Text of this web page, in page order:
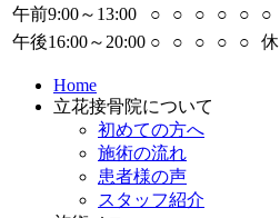
午前9:00～13:00
○ ○ ○ ○ ○ ○
午後16:00～20:00 ○ ○ ○ ○ ○ 休
Home
立花接骨院について
初めての方へ
施術の流れ
患者様の声
スタッフ紹介